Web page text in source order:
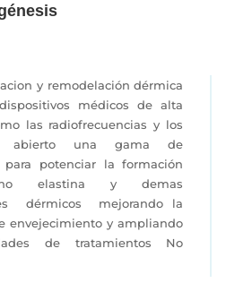
y remodelación dérmica
médicos de alta
las radiofrecuencias y los
abierto una gama de
para potenciar la formación
elastina y demas
dérmicos mejorando la
envejecimiento y ampliando
de tratamientos No